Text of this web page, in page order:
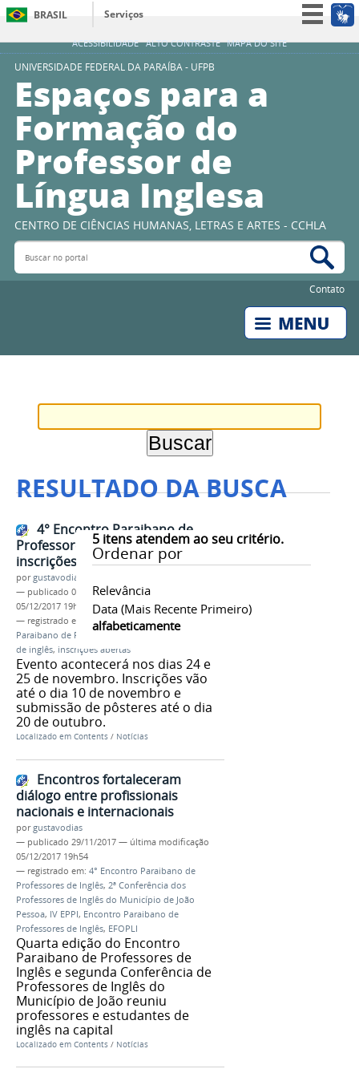
ACESSIBILIDADE ALTO CONTRASTE MAPA DO SITE
BRASIL
Serviços
Simplifique!
Acesso à informação
UNIVERSIDADE FEDERAL DA PARAÍBA - UFPB
Espaços para a
Formação do
Professor de
Língua Inglesa
CENTRO DE CIÊNCIAS HUMANAS, LETRAS E ARTES - CCHLA
Buscar no portal
Contato
RESULTADO DA BUSCA
5itens atendem ao seu critério.
Ordenar por
Relevância
Data (mais Recente Primeiro)
alfabeticamente
4° Encontro Paraibano de
Professores de Inglês abre
inscrições
porgustavodias
— publicado 06/10/2017—última modificação
05/12/2017 19h41
— registrado em:
EPPI IV EPPI
Encontro
Paraibano de Professores de Inglês
de inglês, inscrições abertas
Evento acontecerá nos dias 24 e
25 de novembro. Inscrições vão
até o dia 10 de novembro e
submissão de pôsteres até o dia
20 de outubro.
Localizado em Contents / Notícias
Encontros fortaleceram
diálogo entre profissionais
nacionais e internacionais
porgustavodias
— publicado 29/11/2017 — última modificação
05/12/2017 19h54
— registrado em: 4° Encontro Paraibano de
Professores de Inglês, 2ª Conferência dos
Professores de Inglês do Município de João
Pessoa, IV EPPI, Encontro Paraibano de
Professores de Inglês, EFOPLI
Quarta edição do Encontro
Paraibano de Professores de
Inglês e segunda Conferência de
Professores de Inglês do
Município de João reuniu
professores e estudantes de
inglês na capital
Localizado em Contents / Notícias